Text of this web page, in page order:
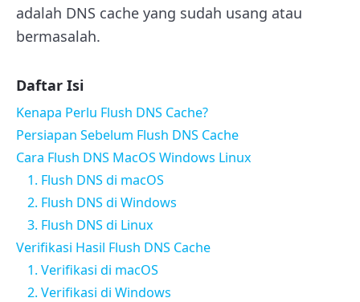
adalah DNS cache yang sudah usang atau
bermasalah.
Daftar Isi
Kenapa Perlu Flush DNS Cache?
Persiapan Sebelum Flush DNS Cache
Cara Flush DNS MacOS Windows Linux
1. Flush DNS di macOS
2. Flush DNS di Windows
3. Flush DNS di Linux
Verifikasi Hasil Flush DNS Cache
1. Verifikasi di macOS
2. Verifikasi di Windows